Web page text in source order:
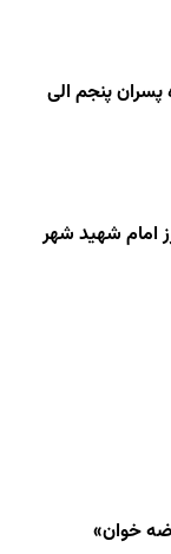
پنجم الی
امام شهید شهر
خوان»